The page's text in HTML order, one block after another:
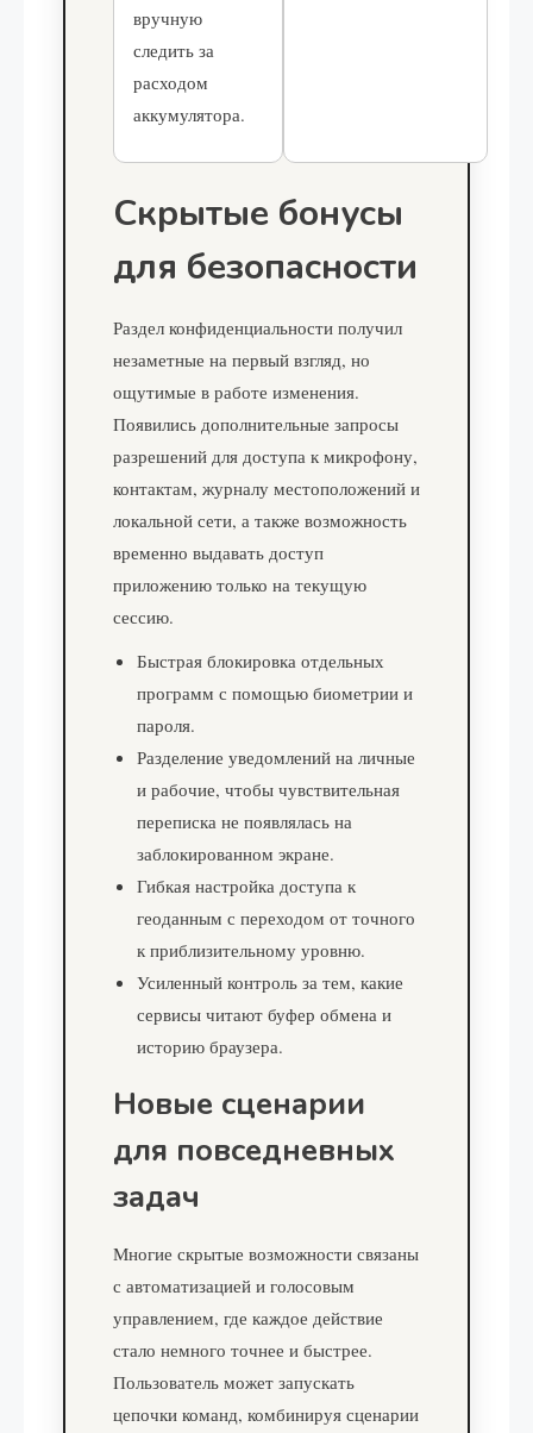
вручную
следить за
расходом
аккумулятора.
Скрытые бонусы
для безопасности
Раздел конфиденциальности получил
незаметные на первый взгляд, но
ощутимые в работе изменения.
Появились дополнительные запросы
разрешений для доступа к микрофону,
контактам, журналу местоположений и
локальной сети, а также возможность
временно выдавать доступ
приложению только на текущую
сессию.
Быстрая блокировка отдельных
программ с помощью биометрии и
пароля.
Разделение уведомлений на личные
и рабочие, чтобы чувствительная
переписка не появлялась на
заблокированном экране.
Гибкая настройка доступа к
геоданным с переходом от точного
к приблизительному уровню.
Усиленный контроль за тем, какие
сервисы читают буфер обмена и
историю браузера.
Новые сценарии
для повседневных
задач
Многие скрытые возможности связаны
с автоматизацией и голосовым
управлением, где каждое действие
стало немного точнее и быстрее.
Пользователь может запускать
цепочки команд, комбинируя сценарии